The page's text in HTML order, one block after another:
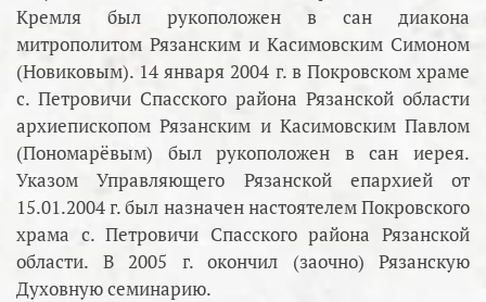
Кремля был рукоположен в сан диакона
митрополитом Рязанским и Касимовским Симоном
(Новиковым). 14 января 2004 г. в Покровском храме
с. Петровичи Спасского района Рязанской области
архиепископом Рязанским и Касимовским Павлом
(Пономарёвым) был рукоположен в сан иерея.
Указом Управляющего Рязанской епархией от
15.01.2004 г. был назначен настоятелем Покровского
храма с. Петровичи Спасского района Рязанской
области. В 2005 г. окончил (заочно) Рязанскую
Духовную семинарию.